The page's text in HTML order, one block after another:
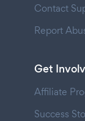
Contact
Report
Get
Affiliate
Success